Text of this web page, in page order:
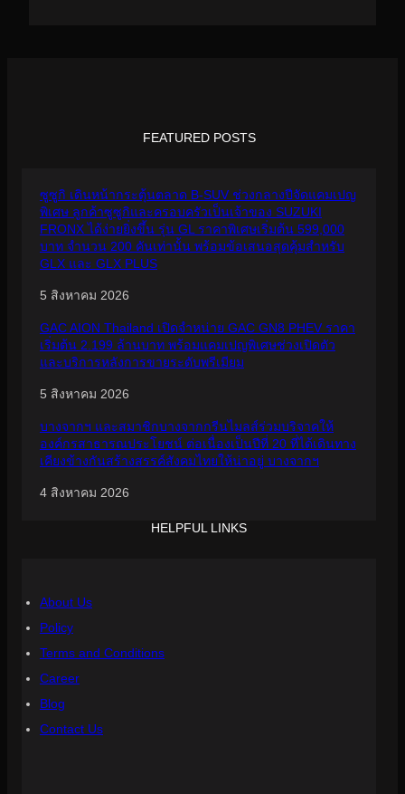
FEATURED POSTS
ซูซูกิ เดินหน้ากระตุ้นตลาด B-SUV ช่วงกลางปีจัดแคมเปญ
พิเศษ ลูกค้าซูซูกิและครอบครัวเป็นเจ้าของ SUZUKI
FRONX ได้ง่ายยิ่งขึ้น รุ่น GL ราคาพิเศษเริ่มต้น 599,000
บาท จำนวน 200 คันเท่านั้น พร้อมข้อเสนอสุดคุ้มสำหรับ
GLX และ GLX PLUS
5 สิงหาคม 2026
GAC AION Thailand เปิดจำหน่าย GAC GN8 PHEV ราคา
เริ่มต้น 2.199 ล้านบาท พร้อมแคมเปญพิเศษช่วงเปิดตัว
และบริการหลังการขายระดับพรีเมียม
5 สิงหาคม 2026
บางจากฯ และสมาชิกบางจากกรีนไมลส์ร่วมบริจาคให้
องค์กรสาธารณประโยชน์ ต่อเนื่องเป็นปีที่ 20 ที่ได้เดินทาง
เคียงข้างกันสร้างสรรค์สังคมไทยให้น่าอยู่ บางจากฯ
4 สิงหาคม 2026
HELPFUL LINKS
About Us
Policy
Terms and Conditions
Career
Blog
Contact Us